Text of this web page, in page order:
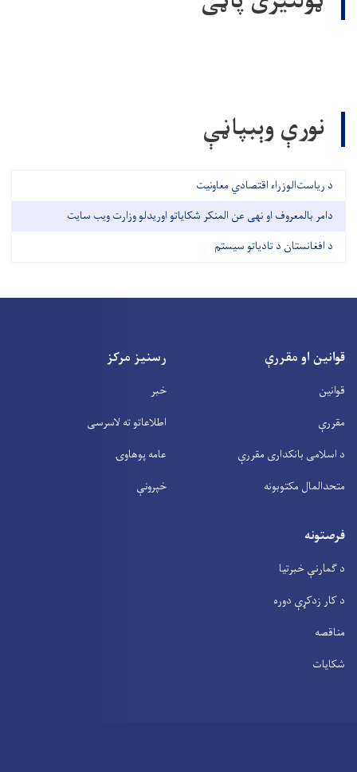
نورې وېبپاڼې
د ریاست‌الوزراء اقتصادي معاونیت
دامر بالمعروف او نهی عن المنکر شکایاتو اوریدلو وزارت ویب سایت
د افغانستان د تادیاتو سیستم
قوانین او مقررې
قوانین
مقررې
د اسلامی بانکداری مقررې
متحدالمال مکتوبونه
رسنیز مرکز
خبر
اطلاعاتو ته لاسرسی
عامه پوهاوۍ
خپرونې
فرصتونه
د ګمارنې خبرتیا
د کار زدکړې دوره
مناقصه
شکایات